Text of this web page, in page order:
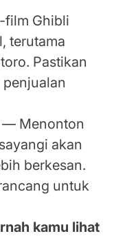
Ghibli
terutama
Pastikan
— Menonton
akan
berkesan.
untuk
kamu lihat